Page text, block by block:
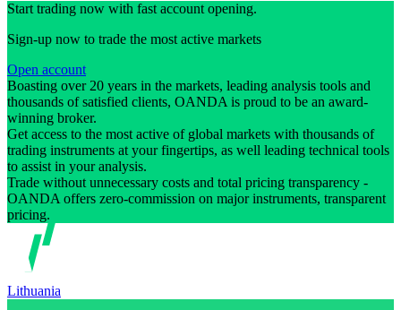
Start trading now with fast account opening.
Sign-up now to trade the most active markets
Open account
Boasting over 20 years in the markets, leading analysis tools and
thousands of satisfied clients, OANDA is proud to be an award-
winning broker.
Get access to the most active of global markets with thousands of
trading instruments at your fingertips, as well leading technical tools
to assist in your analysis.
Trade without unnecessary costs and total pricing transparency -
OANDA offers zero-commission on major instruments, transparent
pricing.
Lithuania